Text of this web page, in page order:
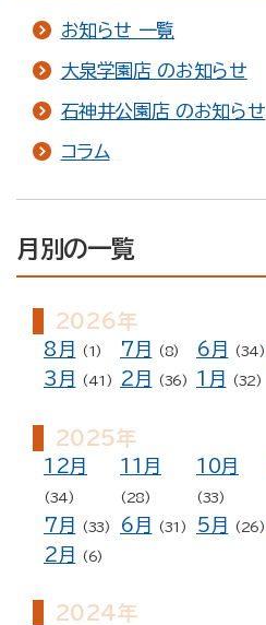
ショ
ン
お知らせ 一覧
大泉学園店 のお知らせ
石神井公園店 のお知らせ
コラム
月別の一覧
2026年
8月 (1) 7月 (8) 6月 (34)
3月 (41) 2月 (36) 1月 (32)
2025年
12月
(34)
11月
(28)
10月
(33)
7月 (33) 6月 (31) 5月 (26)
2月 (6)
2024年